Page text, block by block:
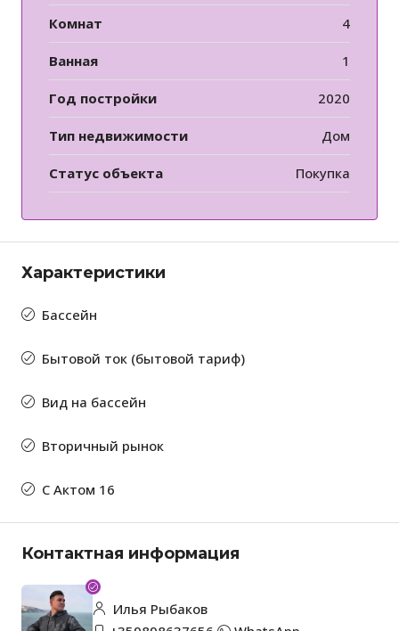
Комнат 4
Ванная 1
Год постройки 2020
Тип недвижимости Дом
Статус объекта Покупка
Характеристики
Бассейн
Бытовой ток (бытовой тариф)
Вид на бассейн
Вторичный рынок
С Актом 16
Контактная информация
Илья Рыбаков